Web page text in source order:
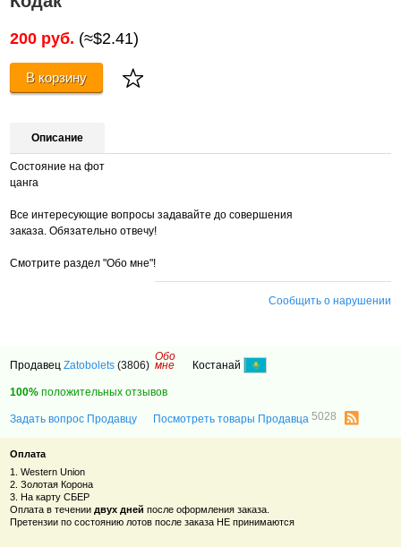
200 руб. (≈$2.41)
В корзину
Описание
Состояние на фот
цанга
Все интересующие вопросы задавайте до совершения
заказа. Обязательно отвечу!
Смотрите раздел "Обо мне"!
Сообщить о нарушении
ПродавецZatobolets (3806)
Обо
мне Костанай
100% положительных отзывов
Задать вопрос Продавцу Посмотреть товары Продавца5028
Оплата
1. Western Union
2. Золотая Корона
3. На карту СБЕР
Оплата в течении двух дней после оформления заказа.
Претензии по состоянию лотов после заказа НЕ принимаются